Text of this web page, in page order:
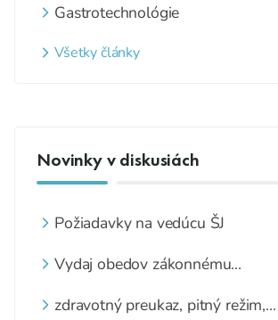
Gastrotechnológie
Všetky články
Novinky v diskusiách
Požiadavky na vedúcu ŠJ
Vydaj obedov zákonnému
zdravotný preukaz, pitný režim,